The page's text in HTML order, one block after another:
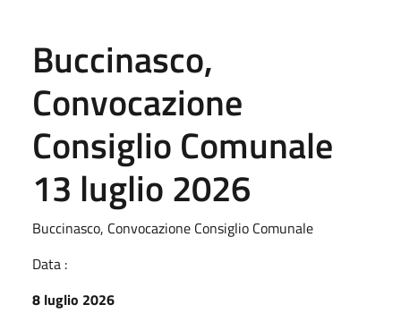
Buccinasco,
Convocazione
Consiglio Comunale
13 luglio 2026
Buccinasco, Convocazione Consiglio Comunale
Data :
8 luglio 2026